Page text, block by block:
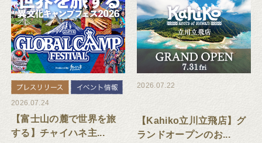
2026.07.24
【富士山の麓で世界を旅
する】チャイハネ主...
2026.07.22
【Kahiko立川立飛店】グ
ランドオープンのお...